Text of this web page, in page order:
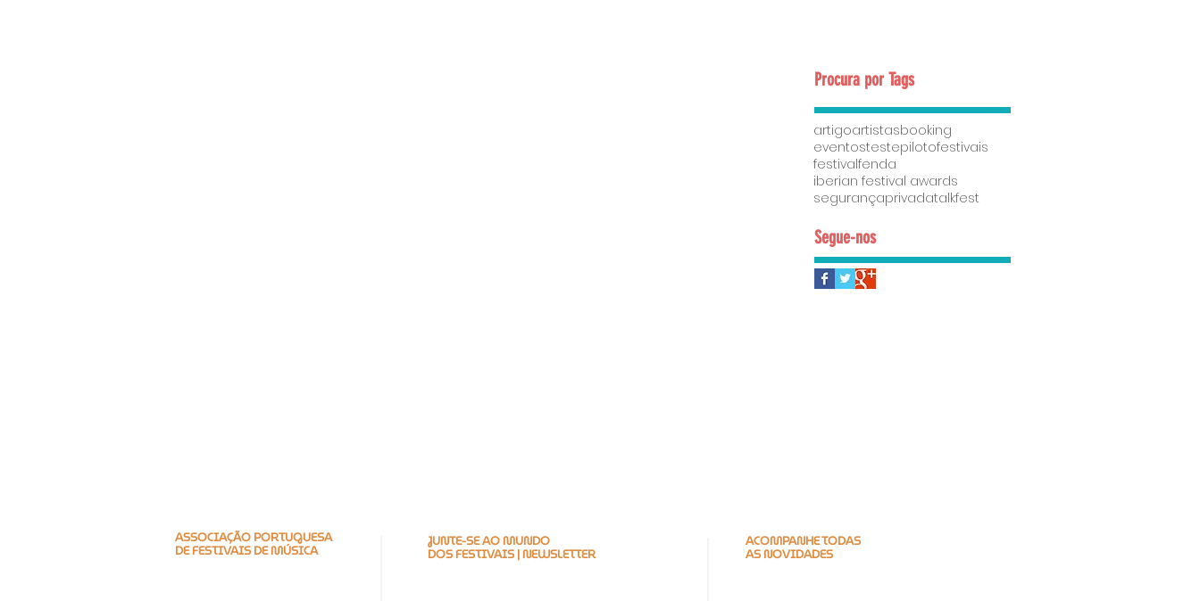
Procura por Tags
artigoartistasbooking
eventostestepilotofestivais
festivalfenda
iberian festival awards
segurançaprivadatalkfest
Segue-nos
ASSOCIAÇÃO PORTUGUESA
DE FESTIVAIS DE MÚSICA
JUNTE-SE AO MUNDO
DOS FESTIVAIS | NEWSLETTER
ACOMPANHE TODAS
AS NOVIDADES